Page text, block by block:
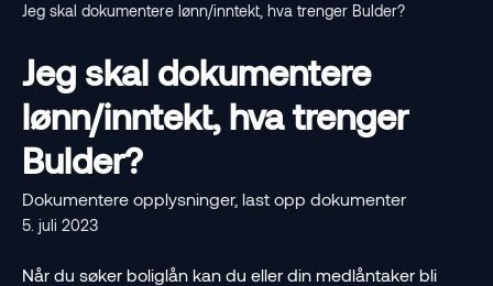
Jeg skal dokumentere lønn/inntekt, hva trenger Bulder?
Jeg skal dokumentere
lønn/inntekt, hva trenger
Bulder?
Dokumentere opplysninger, last opp dokumenter
5. juli 2023
Når du søker boliglån kan du eller din medlåntaker bli